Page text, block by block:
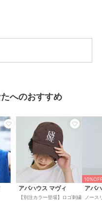
ル60% ナイロン
ン85% ポリウレ
方法
へのおすすめ
アバハウス マヴィ
【別注カラー登場】ロゴ刺繍
アバ
ノース